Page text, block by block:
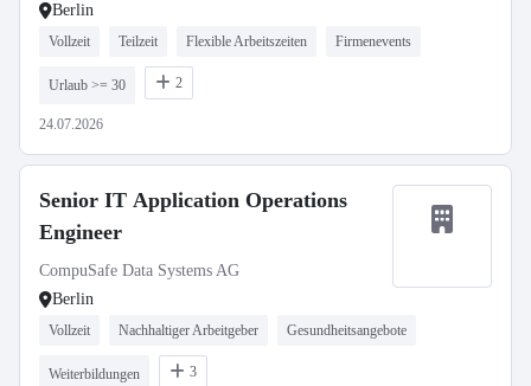
Berlin
Vollzeit Teilzeit Flexible Arbeitszeiten Firmenevents
Urlaub >= 30 2
24.07.2026
Senior IT Application Operations
Engineer
CompuSafe Data Systems AG
Berlin
Vollzeit Nachhaltiger Arbeitgeber Gesundheitsangebote
Weiterbildungen 3